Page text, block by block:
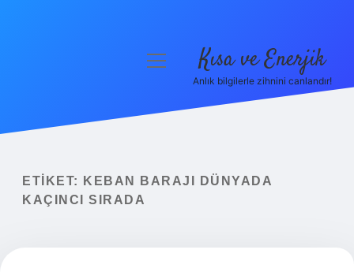
Yasal Uyarı
menüyü
Kısa ve Enerjik
Anlık bilgilerle zihnini canlandır!
ETIKET:
KEBAN BARAJI DÜNYADA
KAÇINCI SIRADA